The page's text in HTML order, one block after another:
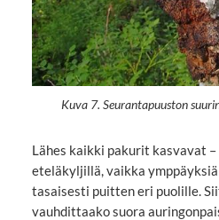
Kuva 7. Seurantapuuston
Lähes kaikki pakurit kasvavat
eteläkyljillä, vaikka
tasaisesti puitten eri puolille.
vauhdittaako suora